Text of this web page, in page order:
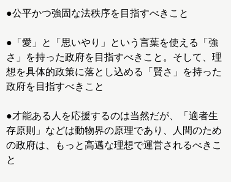
●公平かつ強固な法秩序を目指すべきこと
●「愛」と「思いやり」という言葉を使える「強
さ」を持った政府を目指すべきこと。そして、理
想を具体的政策に落とし込める「賢さ」を持った
政府を目指すべきこと
●才能ある人を応援するのは当然だが、「適者生
存原則」などは動物界の原理であり、人間のため
の政府は、もっと高邁な理想で運営されるべきこ
と